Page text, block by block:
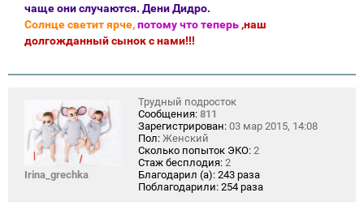
чаще они случаются. Дени Дидро.
Солнце светит ярче,потому что теперь ,наш
долгожданный сынок с нами!!!
Irina_grechka
Трудный подросток
Сообщения: 811
Зарегистрирован: 03 мар 2015, 14:08
Пол: Женский
Сколько попыток ЭКО: 2
Стаж бесплодия: 2
Благодарил (а): 243 раза
Поблагодарили: 254 раза